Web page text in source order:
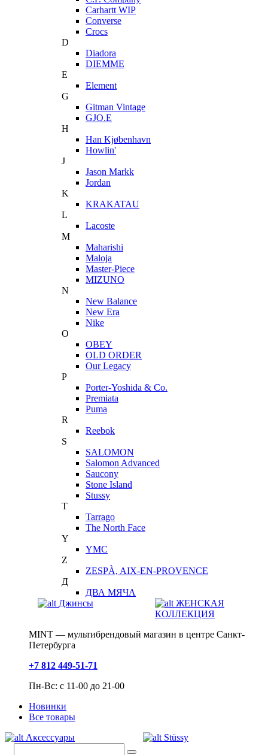
Carhartt WIP
Converse
Crocs
D
Diadora
DIEMME
E
Element
G
Gitman Vintage
GJO.E
H
Han Kjøbenhavn
Howlin'
J
Jason Markk
Jordan
K
KRAKATAU
L
Lacoste
M
Maharishi
Maloja
Master-Piece
MIZUNO
N
New Balance
New Era
Nike
O
OBEY
OLD ORDER
Our Legacy
P
Porter-Yoshida & Co.
Premiata
Puma
R
Reebok
S
SALOMON
Salomon Advanced
Saucony
Stone Island
Stussy
T
Tarrago
The North Face
Y
YMC
Z
ZESPÀ, AIX-EN-PROVENCE
Д
ДВА МЯЧА
Джинсы
ЖЕНСКАЯ
КОЛЛЕКЦИЯ
MINT — мультибрендовый магазин в центре Санкт-
Петербурга
+7 812 449-51-71
Пн-Вс: с 11-00 до 21-00
Новинки
Все товары
Аксессуары
Stüssy